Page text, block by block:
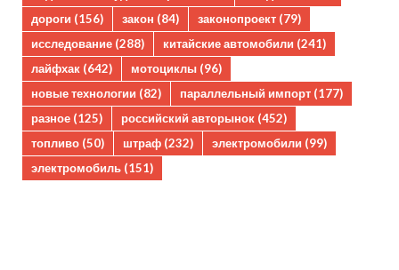
дороги (156) закон (84) законопроект (79)
исследование (288) китайские автомобили (241)
лайфхак (642) мотоциклы (96)
новые технологии (82) параллельный импорт (177)
разное (125) российский авторынок (452)
топливо (50) штраф (232) электромобили (99)
электромобиль (151)